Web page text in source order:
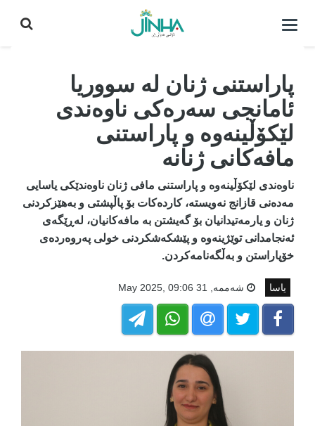
كردنه‌وه‌ی
پاراستنی ژنان لە سووریا
ئامانجی سەرەکی ناوەندی
لێکۆڵینەوە و پاراستنی
مافەکانی ژنانە
ناوەندی لێکۆڵینەوە و پاراستنی مافی ژنان ناوەندێکی یاسایی
مەدەنی قازانج نەویستە، کاردەکات بۆ پاڵپشتی و بەهێزکردنی
ژنان و یارمەتیدانیان بۆ گەیشتن بە مافەکانیان، لەڕێگەی
ئەنجامدانی توێژینەوە و پێشکەشکردنی خولی پەروەردەی
خۆپاراستن و بەڵگەنامەکردن.
یاسا شه‌ممه‌, 31 May 2025, 09:06